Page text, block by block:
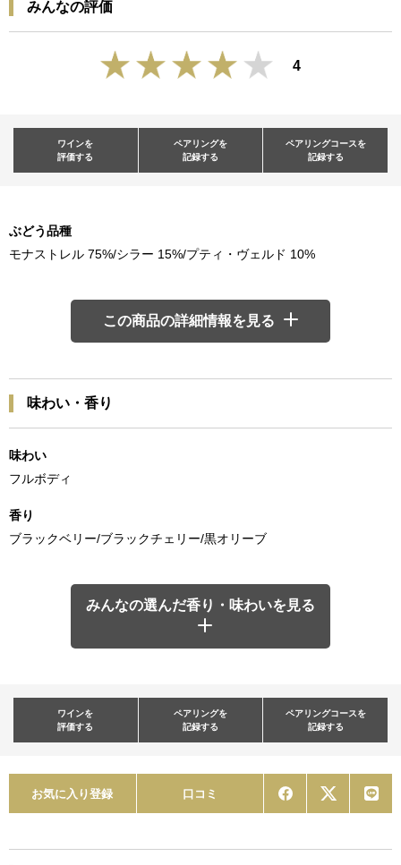
みんなの評価
4
ワインを
評価する
ペアリングを
記録する
ペアリングコースを
記録する
ぶどう品種
モナストレル 75%/シラー 15%/プティ・ヴェルド 10%
この商品の詳細情報を見る
味わい・香り
味わい
フルボディ
香り
ブラックベリー/ブラックチェリー/黒オリーブ
みんなの選んだ香り・味わいを見る
ワインを
評価する
ペアリングを
記録する
ペアリングコースを
記録する
お気に入り登録 口コミ